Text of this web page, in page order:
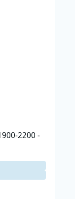
2200 -